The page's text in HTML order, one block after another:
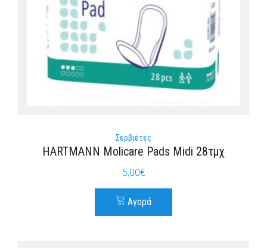
Σερβιέτες
HARTMANN Molicare Pads Midi 28τμχ
5,00€
Αγορά